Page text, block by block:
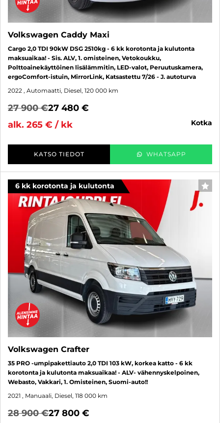
Volkswagen Caddy Maxi
Cargo 2,0 TDI 90kW DSG 2510kg - 6 kk korotonta ja kulutonta
maksuaikaa! - Sis. ALV, 1. omisteinen, Vetokoukku,
Polttoainekäyttöinen lisälämmitin, LED-valot, Peruutuskamera,
ergoComfort-istuin, MirrorLink, Katsastettu 7/26 - J. autoturva
2022 , Automaatti, Diesel, 120 000 km
27 900 €27 480 €
alk. 265 € / kk
kotka
KATSO TIEDOT WHATSAPP
6 kk korotonta ja kulutonta
Volkswagen Crafter
35 PRO -umpipakettiauto 2,0 TDI 103 kW, korkea katto - 6 kk
korotonta ja kulutonta maksuaikaa! - ALV- vähennyskelpoinen,
Webasto, Vakkari, 1. Omisteinen, Suomi-auto!!
2021 , Manuaali, Diesel, 118 000 km
28 900 €27 800 €